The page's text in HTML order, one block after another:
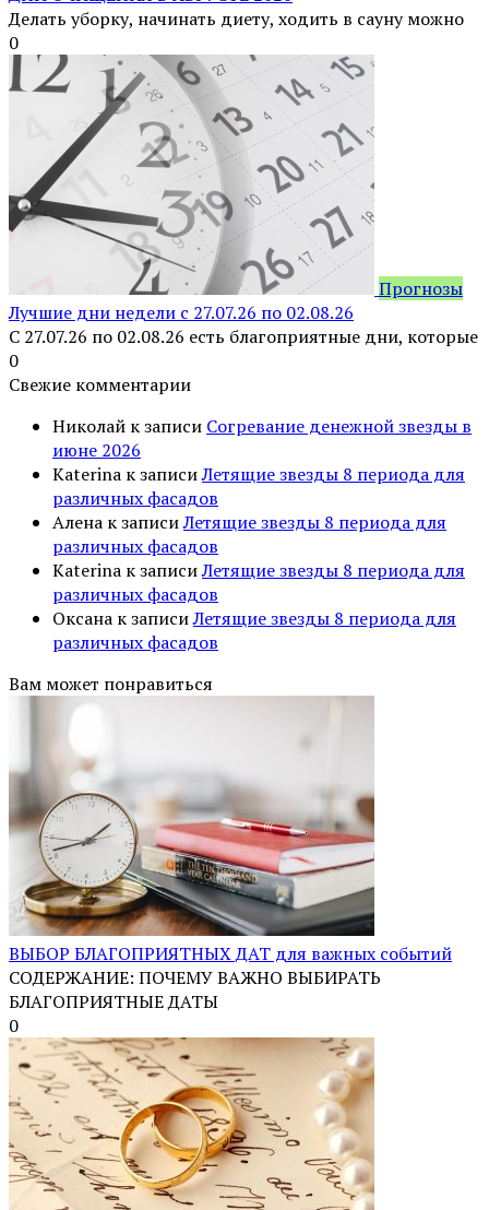
Делать уборку, начинать диету, ходить в сауну можно
0
Прогнозы
Лучшие дни недели с 27.07.26 по 02.08.26
С 27.07.26 по 02.08.26 есть благоприятные дни, которые
0
Свежие комментарии
Николай к записи Согревание денежной звезды в
июне 2026
Katerina к записиЛетящие звезды 8 периода для
различных фасадов
Алена к записиЛетящие звезды 8 периода для
различных фасадов
Katerina к записиЛетящие звезды 8 периода для
различных фасадов
Оксана к записиЛетящие звезды 8 периода для
различных фасадов
Вам может понравиться
ВЫБОР БЛАГОПРИЯТНЫХ ДАТ для важных событий
СОДЕРЖАНИЕ: ПОЧЕМУ ВАЖНО ВЫБИРАТЬ
БЛАГОПРИЯТНЫЕ ДАТЫ
0